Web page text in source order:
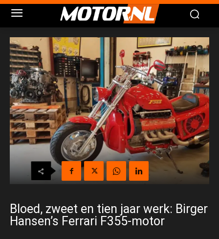
Bloed, zweet en tien jaar werk: Birger
Hansen’s Ferrari F355-motor